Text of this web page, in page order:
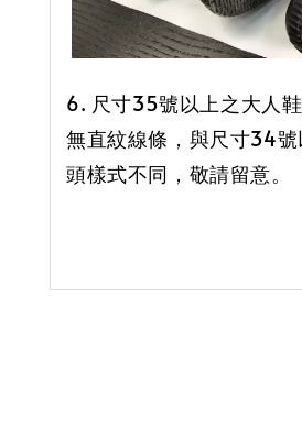
6. 尺寸35號以上之大人
無直紋線條，與尺寸34
頭樣式不同，敬請留意。